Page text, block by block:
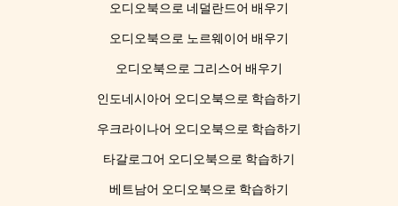
오디오북으로 네덜란드어 배우기
오디오북으로 노르웨이어 배우기
오디오북으로 그리스어 배우기
인도네시아어 오디오북으로 학습하기
우크라이나어 오디오북으로 학습하기
타갈로그어 오디오북으로 학습하기
베트남어 오디오북으로 학습하기